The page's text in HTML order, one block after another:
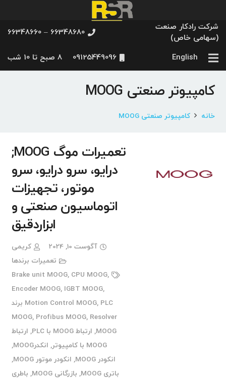
شرکت رادکار صنعت
(سهامی خاص)
66348680 – 66348660
English
09125449096 8 صبح تا 10 شب
کامپیوتر صنعتی MOOG
خانه کامپیوتر صنعتی MOOG
تعمیرات موگ MOOG;
درایو، سرو درایو، سرو
موتور، تجهیزات
اتوماسیون صنعتی و
ابزاردقیق
آگوست 10, 2024
کریمی
تعمیرات برندها
Brake unit MOOG, CPU MOOG,
Encoder MOOG, IGBT MOOG,
Motion Control MOOG,
PLC برند
MOOG, Profibus MOOG, Resolver
MOOG
, ارتباط MOOG با PLC , ارتباط
MOOG با کامپیوتر
, انکدرMOOG
,
انکودر MOOG
, انکودر موتور MOOG
,
باتری MOOG
, بازرگانی MOOG , باطری